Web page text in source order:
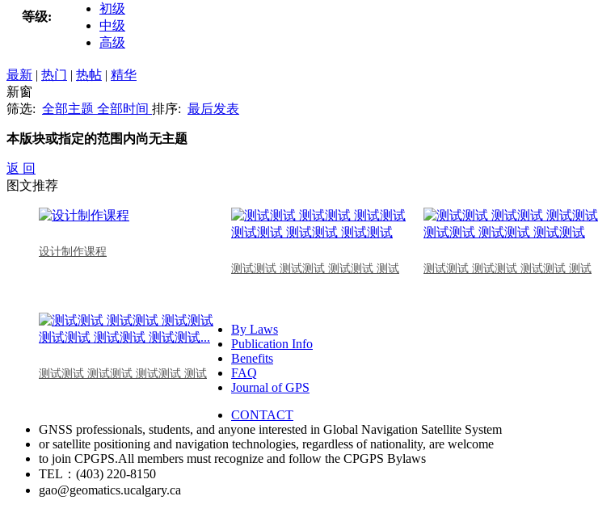
等级:
初级
中级
高级
最新 | 热门 | 热帖 | 精华
新窗
筛选: 全部主题 全部时间 排序: 最后发表
本版块或指定的范围内尚无主题
返 回
图文推荐
设计制作课程
测试测试 测试测试 测试测试 测试
测试测试 测试测试 测试测试 测试
测试测试 测试测试 测试测试 测试
By Laws
Publication Info
Benefits
FAQ
Journal of GPS
CONTACT
GNSS professionals, students, and anyone interested in Global Navigation Satellite System
or satellite positioning and navigation technologies, regardless of nationality, are welcome
to join CPGPS.All members must recognize and follow the CPGPS Bylaws
TEL：(403) 220-8150
gao@geomatics.ucalgary.ca